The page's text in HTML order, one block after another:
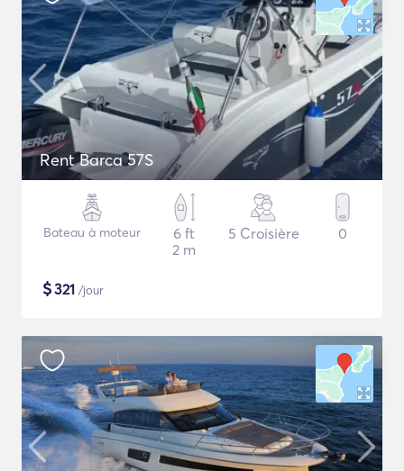
Rent Barca 57S
Bateau à moteur
6 ft
2 m
5 Croisière 0
$321 /jour